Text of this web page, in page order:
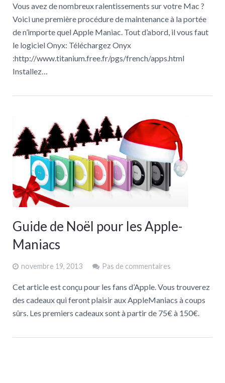
Vous avez de nombreux ralentissements sur votre Mac ?
Voici une première procédure de maintenance à la portée
de n’importe quel Apple Maniac. Tout d’abord, il vous faut
le logiciel Onyx: Téléchargez Onyx
:http://www.titanium.free.fr/pgs/french/apps.html
Installez…
Guide de Noël pour les Apple-
Maniacs
novembre 19, 2013 Pas de commentaires
Cet article est conçu pour les fans d’Apple. Vous trouverez
des cadeaux qui feront plaisir aux AppleManiacs à coups
sûrs. Les premiers cadeaux sont à partir de 75€ à 150€.